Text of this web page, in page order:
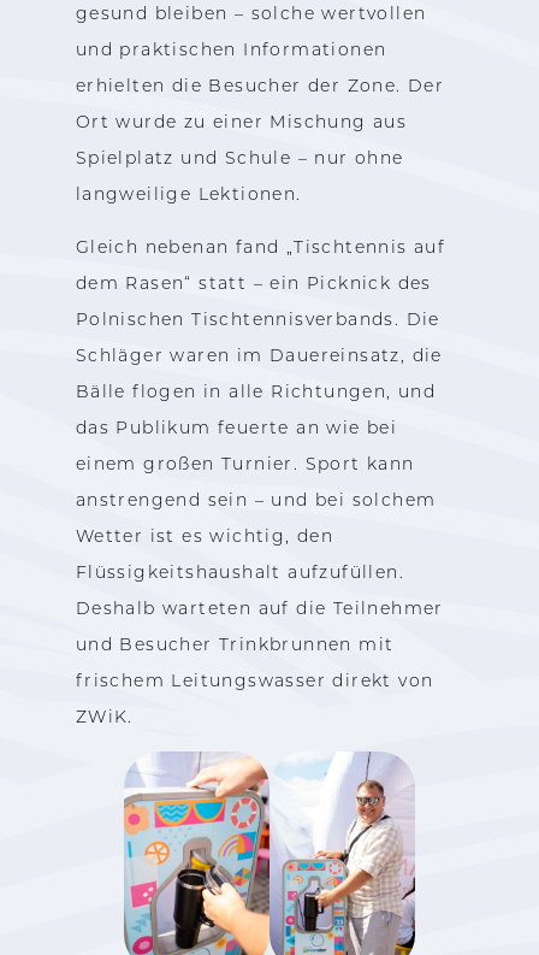
gesund bleiben – solche wertvollen
und praktischen Informationen
erhielten die Besucher der Zone. Der
Ort wurde zu einer Mischung aus
Spielplatz und Schule – nur ohne
langweilige Lektionen.
Gleich nebenan fand „Tischtennis auf
dem Rasen“ statt – ein Picknick des
Polnischen Tischtennisverbands. Die
Schläger waren im Dauereinsatz, die
Bälle flogen in alle Richtungen, und
das Publikum feuerte an wie bei
einem großen Turnier. Sport kann
anstrengend sein – und bei solchem
Wetter ist es wichtig, den
Flüssigkeitshaushalt aufzufüllen.
Deshalb warteten auf die Teilnehmer
und Besucher Trinkbrunnen mit
frischem Leitungswasser direkt von
ZWiK.